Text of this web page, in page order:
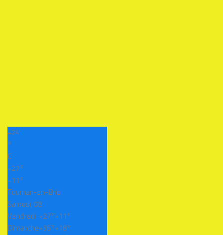
+24
°
C
+27°
+11°
Tournan-en-Brie
Samedi, 08
Vendredi +27°+11°
Dimanche+35°+18°